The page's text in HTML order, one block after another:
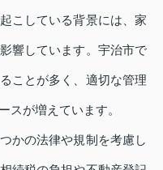
こしている背景には、家
響しています。宇治市で
ことが多く、適切な管理
スが増えています。
かの法律や規制を考慮し